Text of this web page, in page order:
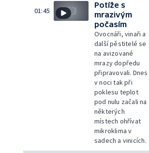
01:45
Potíže s
mrazivým
počasím
Ovocnáři, vinaři a
další pěstitelé se
na avizované
mrazy dopředu
připravovali. Dnes
v noci tak při
poklesu teplot
pod nulu začali na
některých
místech ohřívat
mikroklima v
sadech a vinicích.